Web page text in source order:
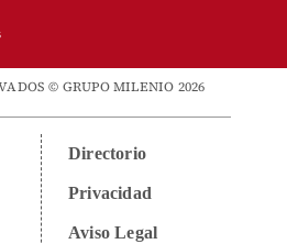
© GRUPO MILENIO 2026
Directorio
Privacidad
Aviso Legal